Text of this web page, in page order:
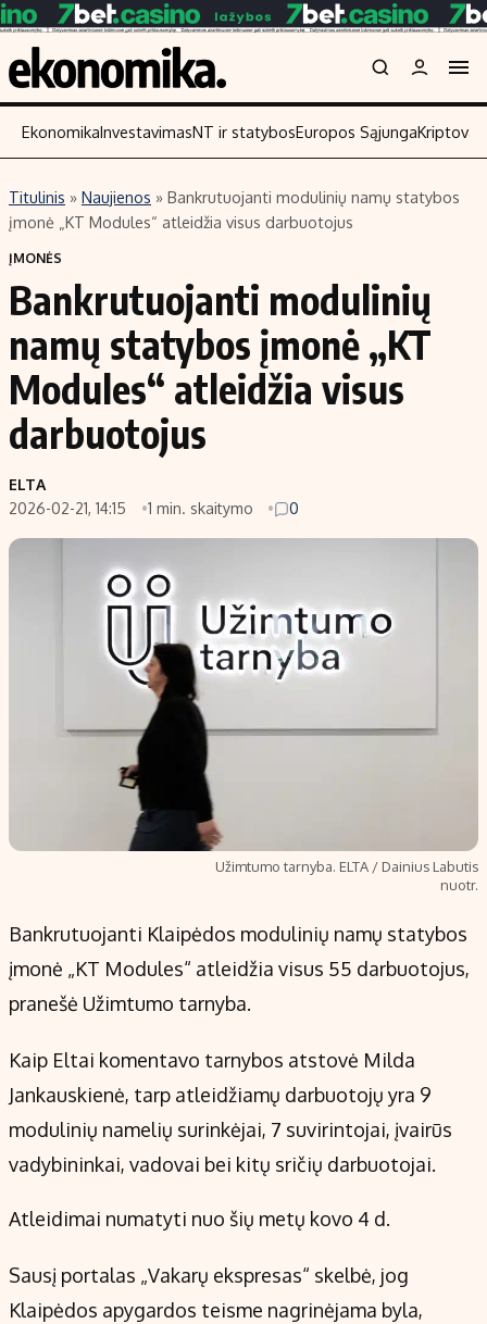
Turinys
Naujienos
Aplinka
Energetika
Ekonomika
Politika
Skaitykite
Įmonės
Žemės ūkis
Technologijos
Laisvalaikis
Investavimas
Kriptovaliutos
Migracija
Indėliai
Indėlių skaičiuoklė
Būsto finansai
Apie mus
Turinio žymėjimo taisyklės
Kontaktai
Regionų naujienos
Indėlių palūkanos
EkonomikaInvestavimasNT ir statybosEuropos Sąjunga
Titulinis » Naujienos » Bankrutuojanti modulinių namų statybos
įmonė „KT Modules“ atleidžia visus darbuotojus
ĮMONĖS
Bankrutuojanti modulinių
namų statybos įmonė „KT
Modules“ atleidžia visus
darbuotojus
ELTA
2026-02-21, 14:15
1 min. skaitymo 0
Užimtumo tarnyba. ELTA / Dainius Labutis
nuotr.
Bankrutuojanti Klaipėdos modulinių namų statybos
įmonė „KT Modules“ atleidžia visus 55 darbuotojus,
pranešė Užimtumo tarnyba.
Kaip Eltai komentavo tarnybos atstovė Milda
Jankauskienė, tarp atleidžiamų darbuotojų yra 9
modulinių namelių surinkėjai, 7 suvirintojai, įvairūs
vadybininkai, vadovai bei kitų sričių darbuotojai.
Atleidimai numatyti nuo šių metų kovo 4 d.
Sausį portalas „Vakarų ekspresas“ skelbė, jog
Klaipėdos apygardos teisme nagrinėjama byla,